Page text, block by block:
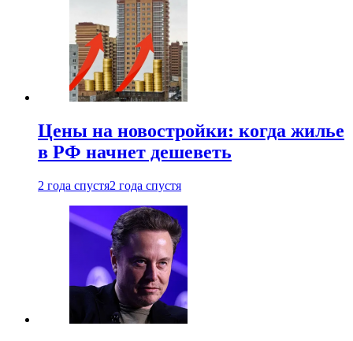
Цены на новостройки: когда жилье
в РФ начнет дешеветь
2 года спустя2 года спустя